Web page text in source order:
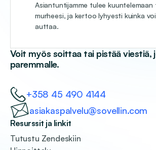
Asiantuntijamme tulee kuuntelemaan
murheesi, ja kertoo lyhyesti kuinka
auttaa.
Voit myös soittaa tai pistää viestiä,
paremmalle.
+358 45 490 4144
asiakaspalvelu@sovellin.com
Resurssit ja linkit
Tutustu Zendeskiin